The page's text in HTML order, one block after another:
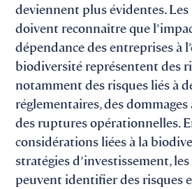
deviennent plus évidentes.
doivent reconnaître que
dépendance des entreprises à
biodiversité représentent des
notamment des risques liés à
réglementaires, des
des ruptures opérationnelles.
considérations liées à la
stratégies d’investissement,
peuvent identifier des risques